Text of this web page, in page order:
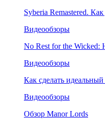
Syberia Remastered.
Видеообзоры
No Rest for the
Видеообзоры
Как сделать
Видеообзоры
Обзор Manor Lords